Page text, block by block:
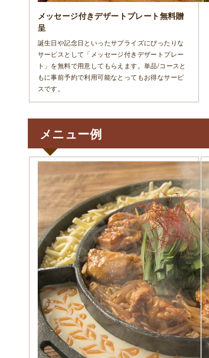
メッセージ付きデザートプレート無料贈
呈
誕生日や記念日といったサプライズにぴったりな
サービスとして「メッセージ付きデザートプレー
ト」を無料で用意してもらえます。単品/コースと
もに事前予約で利用可能なとってもお得なサービ
スです。
メニュー例